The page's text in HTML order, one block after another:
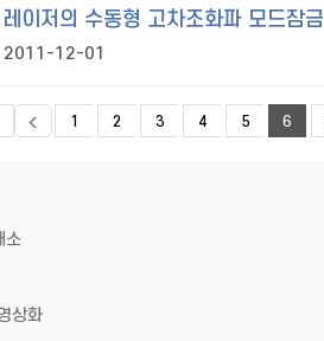
이저의 수동형 고차조화파 모드잠금
2011-12-01
1 2 3 4 5 6
소
상화